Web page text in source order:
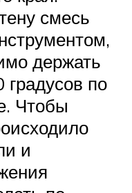
смесь
держать
по
Чтобы
и